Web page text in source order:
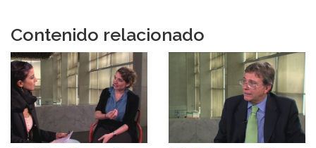
Contenido relacionado